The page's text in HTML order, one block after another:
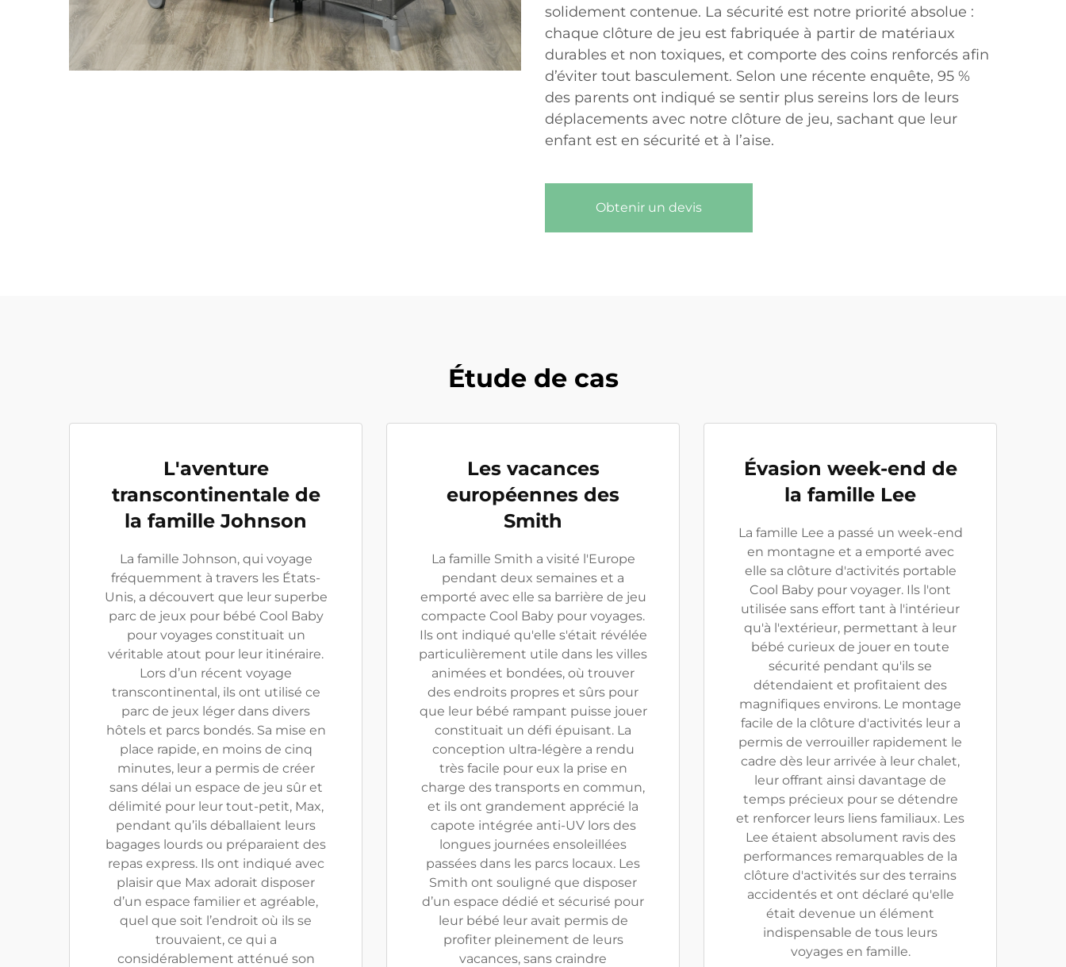
solidement contenue. La sécurité est notre priorité absolue :
chaque clôture de jeu est fabriquée à partir de matériaux
durables et non toxiques, et comporte des coins renforcés afin
d’éviter tout basculement. Selon une récente enquête, 95 %
des parents ont indiqué se sentir plus sereins lors de leurs
déplacements avec notre clôture de jeu, sachant que leur
enfant est en sécurité et à l’aise.
Obtenir un devis
Étude de cas
L'aventure
transcontinentale de
la famille Johnson
La famille Johnson, qui voyage
fréquemment à travers les États-
Unis, a découvert que leur superbe
parc de jeux pour bébé Cool Baby
pour voyages constituait un
véritable atout pour leur itinéraire.
Lors d’un récent voyage
transcontinental, ils ont utilisé ce
parc de jeux léger dans divers
hôtels et parcs bondés. Sa mise en
place rapide, en moins de cinq
minutes, leur a permis de créer
sans délai un espace de jeu sûr et
délimité pour leur tout-petit, Max,
pendant qu’ils déballaient leurs
bagages lourds ou préparaient des
repas express. Ils ont indiqué avec
plaisir que Max adorait disposer
d’un espace familier et agréable,
quel que soit l’endroit où ils se
trouvaient, ce qui a
considérablement atténué son
Les vacances
européennes des
Smith
La famille Smith a visité l'Europe
pendant deux semaines et a
emporté avec elle sa barrière de jeu
compacte Cool Baby pour voyages.
Ils ont indiqué qu'elle s'était révélée
particulièrement utile dans les villes
animées et bondées, où trouver
des endroits propres et sûrs pour
que leur bébé rampant puisse jouer
constituait un défi épuisant. La
conception ultra-légère a rendu
très facile pour eux la prise en
charge des transports en commun,
et ils ont grandement apprécié la
capote intégrée anti-UV lors des
longues journées ensoleillées
passées dans les parcs locaux. Les
Smith ont souligné que disposer
d’un espace dédié et sécurisé pour
leur bébé leur avait permis de
profiter pleinement de leurs
vacances, sans craindre
Évasion week-end de
la famille Lee
La famille Lee a passé un week-end
en montagne et a emporté avec
elle sa clôture d'activités portable
Cool Baby pour voyager. Ils l'ont
utilisée sans effort tant à l'intérieur
qu'à l'extérieur, permettant à leur
bébé curieux de jouer en toute
sécurité pendant qu'ils se
détendaient et profitaient des
magnifiques environs. Le montage
facile de la clôture d'activités leur a
permis de verrouiller rapidement le
cadre dès leur arrivée à leur chalet,
leur offrant ainsi davantage de
temps précieux pour se détendre
et renforcer leurs liens familiaux. Les
Lee étaient absolument ravis des
performances remarquables de la
clôture d'activités sur des terrains
accidentés et ont déclaré qu'elle
était devenue un élément
indispensable de tous leurs
voyages en famille.